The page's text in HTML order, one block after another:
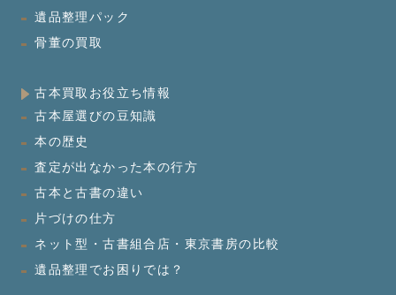
遺品整理パック
骨董の買取
古本買取お役立ち情報
古本屋選びの豆知識
本の歴史
査定が出なかった本の行方
古本と古書の違い
片づけの仕方
ネット型・古書組合店・東京書房の比較
遺品整理でお困りでは？